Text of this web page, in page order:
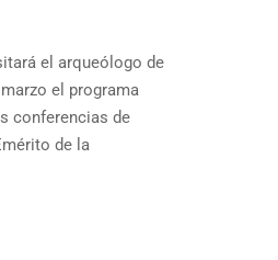
el arqueólogo de
el programa
conferencias de
de la